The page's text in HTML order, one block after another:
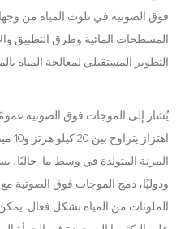
فوق الصوتية في تلوث المياه من
المسطحات المائية وطرق التطبيق
التطوير المستقبلي لمعالجة المياه
يُشار إلى الموجات فوق الصوتية
المرنة المتولدة في وسط ما. حاليًا،
ودوليًا، دمج الموجات فوق الصوتية
الملوثات من المياه بشكل فعال.